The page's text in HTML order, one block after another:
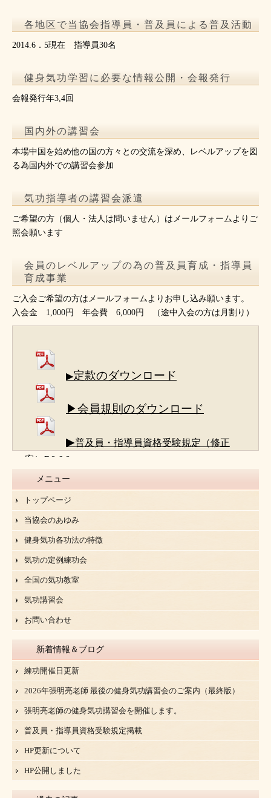
各地区で当協会指導員・普及員による普及活動
2014.6．5現在 指導員30名
健身気功学習に必要な情報公開・会報発行
会報発行年3,4回
国内外の講習会
本場中国を始め他の国の方々との交流を深め、レベルアップを図
る為国内外での講習会参加
気功指導者の講習会派遣
ご希望の方（個人・法人は問いません）はメールフォームよりご
照会願います
会員のレベルアップの為の普及員育成・指導員
育成事業
ご入会ご希望の方はメールフォームよりお申し込み願います。
入会金 1,000円 年会費 6,000円 （途中入会の方は月割り）
▶定款のダウンロード
▶会員規則のダウンロード
▶普及員・指導員資格受験規定（修正
案）R8.6.8
メニュー
トップページ
当協会のあゆみ
健身気功各功法の特徴
気功の定例練功会
全国の気功教室
気功講習会
お問い合わせ
新着情報＆ブログ
練功開催日更新
2026年張明亮老師 最後の健身気功講習会のご案内（最終版）
張明亮老師の健身気功講習会を開催します。
普及員・指導員資格受験規定掲載
HP更新について
HP公開しました